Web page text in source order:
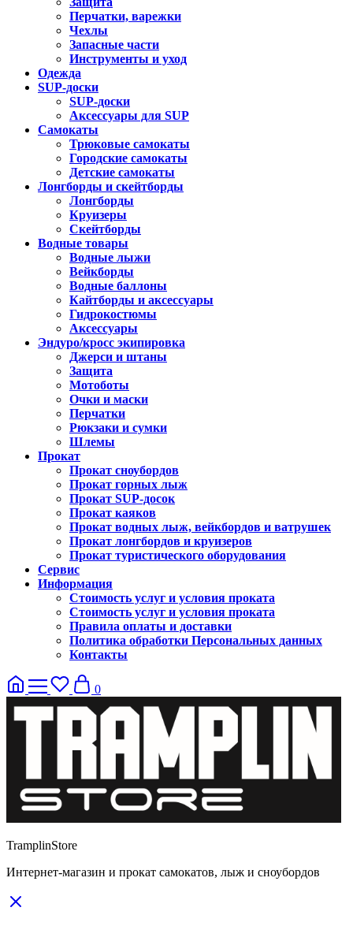
Перчатки, варежки
Чехлы
Запасные части
Инструменты и уход
Одежда
SUP-доски
SUP-доски
Аксессуары для SUP
Самокаты
Трюковые самокаты
Городские самокаты
Детские самокаты
Лонгборды и скейтборды
Лонгборды
Круизеры
Скейтборды
Водные товары
Водные лыжи
Вейкборды
Водные баллоны
Кайтборды и аксессуары
Гидрокостюмы
Аксессуары
Эндуро/кросс экипировка
Джерси и штаны
Защита
Мотоботы
Очки и маски
Перчатки
Рюкзаки и сумки
Шлемы
Прокат
Прокат сноубордов
Прокат горных лыж
Прокат SUP-досок
Прокат каяков
Прокат водных лыж, вейкбордов и ватрушек
Прокат лонгбордов и круизеров
Прокат туристического оборудования
Сервис
Информация
Стоимость услуг и условия проката
Стоимость услуг и условия проката
Правила оплаты и доставки
Политика обработки Персональных данных
Контакты
0
TramplinStore
Интернет-магазин и прокат самокатов, лыж и сноубордов